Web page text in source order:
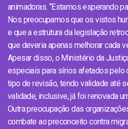
animadoras. “Estamos esperando
Nos preocupamos que os vistos
e que a estrutura da legislação
que deveria apenas melhorar cada
Apesar disso, o Ministério da
especiais para sírios afetados pelo
tipo de revisão, tendo validade até
validade, inclusive, já foi renovada
Outra preocupação das
combate ao preconceito contra